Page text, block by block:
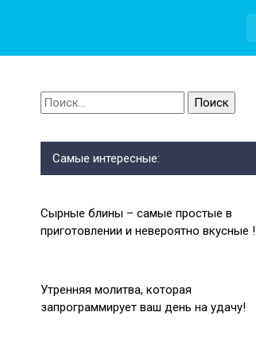
Найти:
Самые интересные:
Сырные блины – самые простые в
приготовлении и невероятно вкусные !
Утренняя молитва, которая
запрограммирует ваш день на удачу!